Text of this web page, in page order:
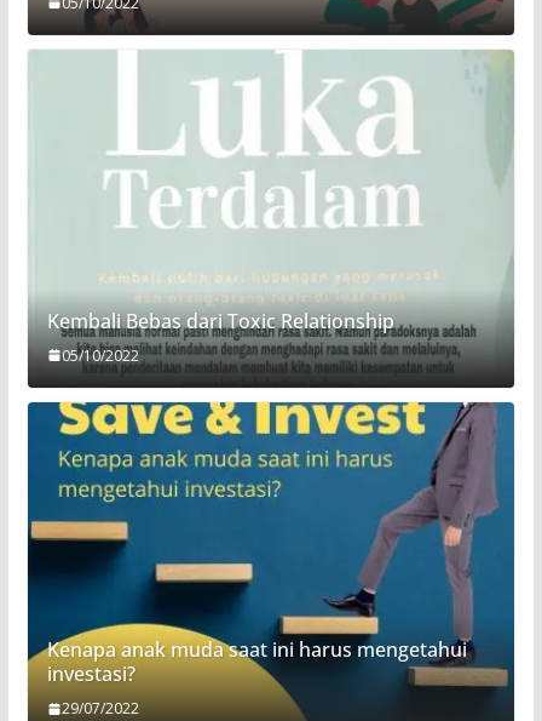
Kembali Bebas dari Toxic Relationship
05/10/2022
Kenapa anak muda saat ini harus mengetahui
investasi?
29/07/2022